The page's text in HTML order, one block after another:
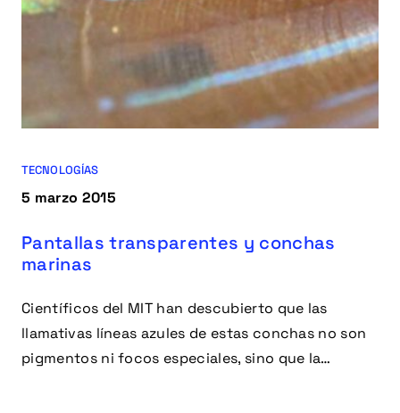
TECNOLOGÍAS
5 marzo 2015
Pantallas transparentes y conchas
marinas
Científicos del MIT han descubierto que las
llamativas líneas azules de estas conchas no son
pigmentos ni focos especiales, sino que la